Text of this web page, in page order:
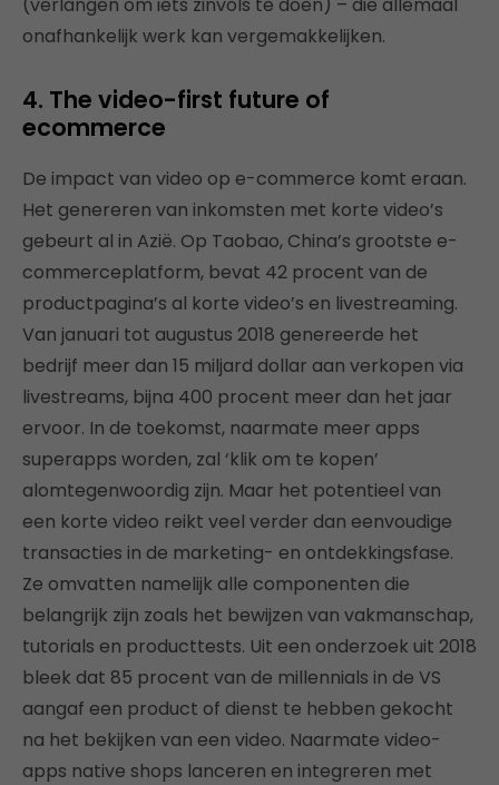
onafhankelijk werk kan vergemakkelijken.
4. The video-first future of
ecommerce
De impact van video op e-commerce komt eraan.
Het genereren van inkomsten met korte video’s
gebeurt al in Azië. Op Taobao, China’s grootste e-
commerceplatform, bevat 42 procent van de
productpagina’s al korte video’s en livestreaming.
Van januari tot augustus 2018 genereerde het
bedrijf meer dan 15 miljard dollar aan verkopen via
livestreams, bijna 400 procent meer dan het jaar
ervoor. In de toekomst, naarmate meer apps
superapps worden, zal ‘klik om te kopen’
alomtegenwoordig zijn. Maar het potentieel van
een korte video reikt veel verder dan eenvoudige
transacties in de marketing- en ontdekkingsfase.
Ze omvatten namelijk alle componenten die
belangrijk zijn zoals het bewijzen van vakmanschap,
tutorials en producttests. Uit een onderzoek uit 2018
bleek dat 85 procent van de millennials in de VS
aangaf een product of dienst te hebben gekocht
na het bekijken van een video. Naarmate video-
apps native shops lanceren en integreren met